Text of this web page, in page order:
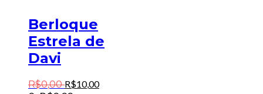
Berloque
Estrela de
Davi
R$0,00 R$10,00